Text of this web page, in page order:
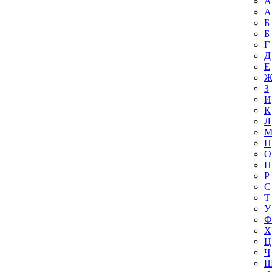
А
Б
Б
Г
Д
Е
Ж
З
И
К
Л
М
Н
О
П
Р
С
Т
У
Ф
Х
Ц
Ч